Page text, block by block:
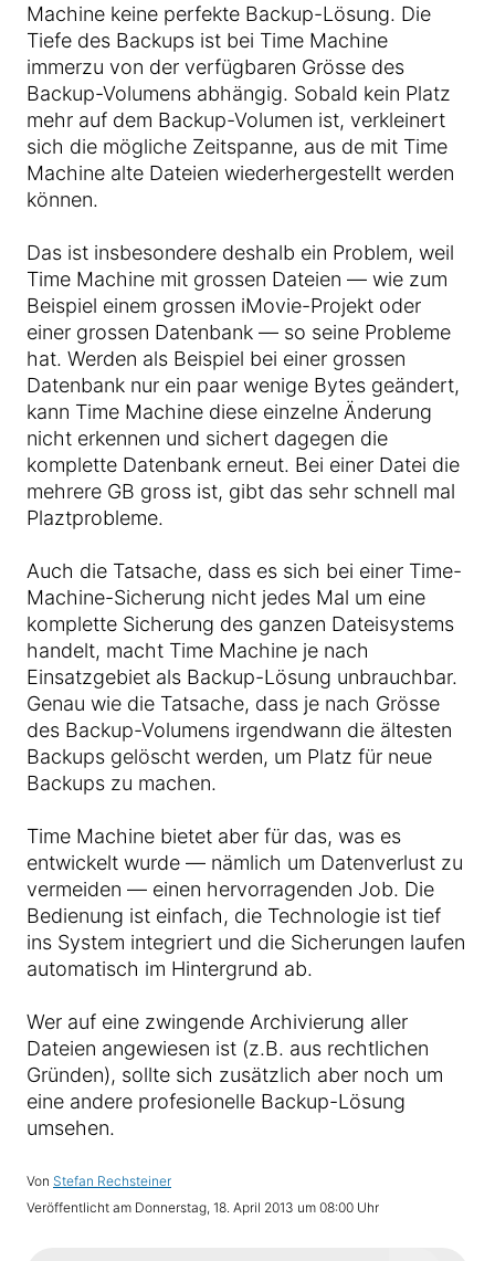
Machine keine perfekte Backup-Lösung. Die
Tiefe des Backups ist bei Time Machine
immerzu von der verfügbaren Grösse des
Backup-Volumens abhängig. Sobald kein Platz
mehr auf dem Backup-Volumen ist, verkleinert
sich die mögliche Zeitspanne, aus de mit Time
Machine alte Dateien wiederhergestellt werden
können.
Das ist insbesondere deshalb ein Problem, weil
Time Machine mit grossen Dateien — wie zum
Beispiel einem grossen iMovie-Projekt oder
einer grossen Datenbank — so seine Probleme
hat. Werden als Beispiel bei einer grossen
Datenbank nur ein paar wenige Bytes geändert,
kann Time Machine diese einzelne Änderung
nicht erkennen und sichert dagegen die
komplette Datenbank erneut. Bei einer Datei die
mehrere GB gross ist, gibt das sehr schnell mal
Plaztprobleme.
Auch die Tatsache, dass es sich bei einer Time-
Machine-Sicherung nicht jedes Mal um eine
komplette Sicherung des ganzen Dateisystems
handelt, macht Time Machine je nach
Einsatzgebiet als Backup-Lösung unbrauchbar.
Genau wie die Tatsache, dass je nach Grösse
des Backup-Volumens irgendwann die ältesten
Backups gelöscht werden, um Platz für neue
Backups zu machen.
Time Machine bietet aber für das, was es
entwickelt wurde — nämlich um Datenverlust zu
vermeiden — einen hervorragenden Job. Die
Bedienung ist einfach, die Technologie ist tief
ins System integriert und die Sicherungen laufen
automatisch im Hintergrund ab.
Wer auf eine zwingende Archivierung aller
Dateien angewiesen ist (z.B. aus rechtlichen
Gründen), sollte sich zusätzlich aber noch um
eine andere profesionelle Backup-Lösung
umsehen.
Von Stefan Rechsteiner
Veröffentlicht am Donnerstag, 18. April 2013 um 08:00 Uhr